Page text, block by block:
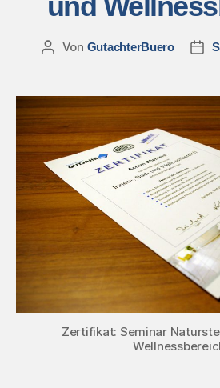
Von GutachterBuero
Zertifikat: Seminar